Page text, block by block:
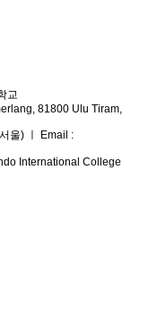
교
81800 Ulu Tiram,
울) ㅣ Email :
International College